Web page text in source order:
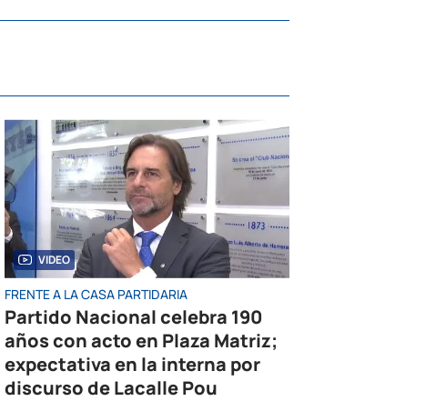
VIDEO
FRENTE A LA CASA PARTIDARIA
Partido Nacional celebra 190
años con acto en Plaza Matriz;
expectativa en la interna por
discurso de Lacalle Pou